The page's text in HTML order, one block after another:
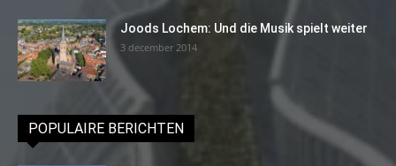
Joods Lochem: Und die Musik spielt weiter
3 december 2014
POPULAIRE BERICHTEN